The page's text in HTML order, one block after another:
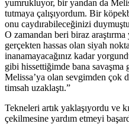
yumrukluyor, bir yandan da
tutmaya çalışıyordum. Bir
onu caydırabileceğinizi
O zamandan beri biraz
gerçekten hassas olan siyah
inanamayacağınız kadar
gibi hissettiğimde bana
Melissa’ya olan sevgimden çok
timsah uzaklaştı.”
Tekneleri artık yaklaşıyordu ve
çekilmesine yardım etmeyi